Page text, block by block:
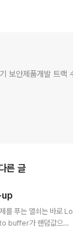
른 글
를 푸는 열쇠는 바로 Lo
buffer가 랜덤값으로